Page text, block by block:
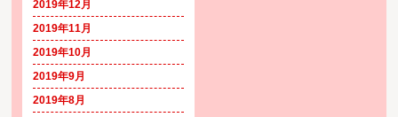
2019年12月
2019年11月
2019年10月
2019年9月
2019年8月